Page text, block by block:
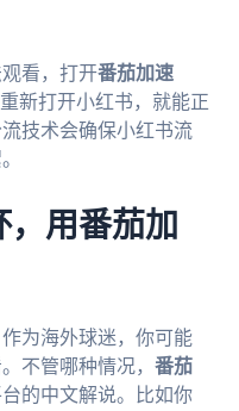
看，打开番茄加速
新打开小红书，就能正
技术会确保小红书流
用番茄加
为海外球迷，你可能
不管哪种情况， 番茄
的中文解说。比如你